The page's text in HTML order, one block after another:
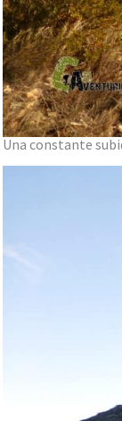
Una constante